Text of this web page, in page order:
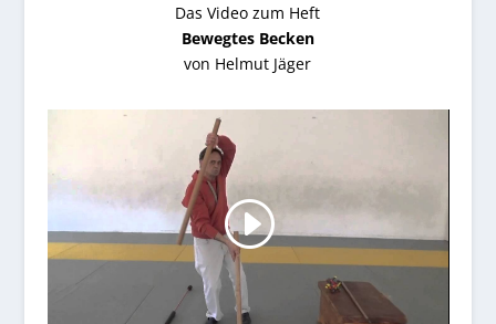
Das Video zum Heft
Bewegtes Becken
von Helmut Jäger